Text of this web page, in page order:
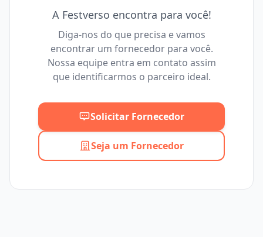
Máximo
A Festverso encontra para você!
Diga-nos do que precisa e vamos
encontrar um fornecedor para você.
Nossa equipe entra em contato assim
que identificarmos o parceiro ideal.
Solicitar Fornecedor
Seja um Fornecedor